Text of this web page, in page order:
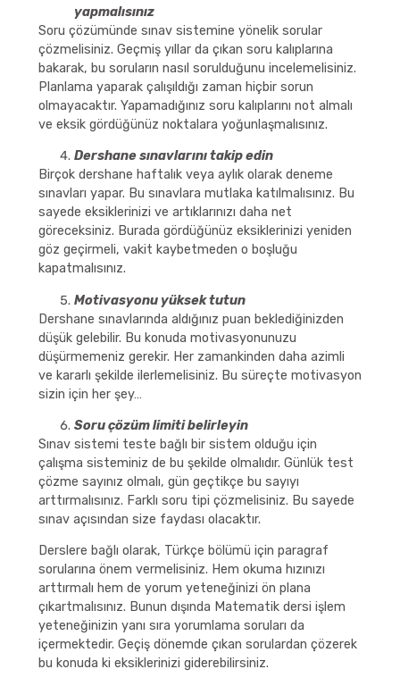
yapmalısınız
Soru çözümünde sınav sistemine yönelik sorular
çözmelisiniz. Geçmiş yıllar da çıkan soru kalıplarına
bakarak, bu soruların nasıl sorulduğunu incelemelisiniz.
Planlama yaparak çalışıldığı zaman hiçbir sorun
olmayacaktır. Yapamadığınız soru kalıplarını not almalı
ve eksik gördüğünüz noktalara yoğunlaşmalısınız.
Dershane sınavlarını takip edin
Birçok dershane haftalık veya aylık olarak deneme
sınavları yapar. Bu sınavlara mutlaka katılmalısınız. Bu
sayede eksiklerinizi ve artıklarınızı daha net
göreceksiniz. Burada gördüğünüz eksiklerinizi yeniden
göz geçirmeli, vakit kaybetmeden o boşluğu
kapatmalısınız.
Motivasyonu yüksek tutun
Dershane sınavlarında aldığınız puan beklediğinizden
düşük gelebilir. Bu konuda motivasyonunuzu
düşürmemeniz gerekir. Her zamankinden daha azimli
ve kararlı şekilde ilerlemelisiniz. Bu süreçte motivasyon
sizin için her şey…
Soru çözüm limiti belirleyin
Sınav sistemi teste bağlı bir sistem olduğu için
çalışma sisteminiz de bu şekilde olmalıdır. Günlük test
çözme sayınız olmalı, gün geçtikçe bu sayıyı
arttırmalısınız. Farklı soru tipi çözmelisiniz. Bu sayede
sınav açısından size faydası olacaktır.
Derslere bağlı olarak, Türkçe bölümü için paragraf
sorularına önem vermelisiniz. Hem okuma hızınızı
arttırmalı hem de yorum yeteneğinizi ön plana
çıkartmalısınız. Bunun dışında Matematik dersi işlem
yeteneğinizin yanı sıra yorumlama soruları da
içermektedir. Geçiş dönemde çıkan sorulardan çözerek
bu konuda ki eksiklerinizi giderebilirsiniz.